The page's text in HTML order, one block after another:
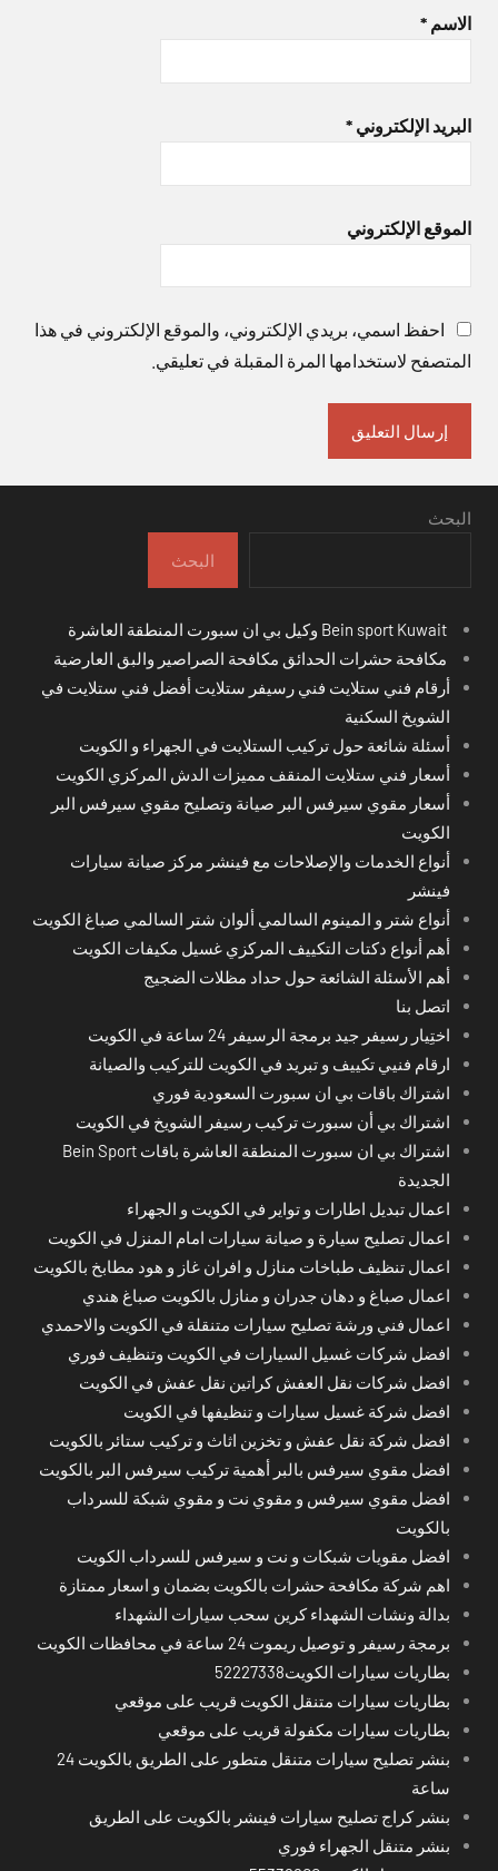
الاسم *
البريد الإلكتروني *
الموقع الإلكتروني
احفظ اسمي، بريدي الإلكتروني، والموقع الإلكتروني في هذا
المتصفح لاستخدامها المرة المقبلة في تعليقي.
البحث
البحث
مكافحة حشرات الحدائق مكافحة الصراصير والبق العارضية
أرقام فني ستلايت فني رسيفر ستلايت أفضل فني ستلايت في
الشويخ السكنية
أسئلة شائعة حول تركيب الستلايت في الجهراء و الكويت
أسعار فني ستلايت المنقف مميزات الدش المركزي الكويت
أسعار مقوي سيرفس البر صيانة وتصليح مقوي سيرفس البر
الكويت
أنواع الخدمات والإصلاحات مع فينشر مركز صيانة سيارات
فينشر
أنواع شتر و المينوم السالمي ألوان شتر السالمي صباغ الكويت
أهم أنواع دكتات التكييف المركزي غسيل مكيفات الكويت
أهم الأسئلة الشائعة حول حداد مظلات الضجيج
اتصل بنا
اختِيار رسيفر جيد برمجة الرسيفر 24 ساعة في الكويت
ارقام فنيي تكييف و تبريد في الكويت للتركيب والصيانة
اشتراك باقات بي ان سبورت السعودية فوري
اشتراك بي أن سبورت تركيب رسيفر الشويخ في الكويت
اشتراك بي ان سبورت المنطقة العاشرة باقات Bein Sport
الجديدة
اعمال تبديل اطارات و تواير في الكويت و الجهراء
اعمال تصليح سيارة و صيانة سيارات امام المنزل في الكويت
اعمال تنظيف طباخات منازل و افران غاز و هود مطابخ بالكويت
اعمال صباغ و دهان جدران و منازل بالكويت صباغ هندي
اعمال فني ورشة تصليح سيارات متنقلة في الكويت والاحمدي
افضل شركات غسيل السيارات في الكويت وتنظيف فوري
افضل شركات نقل العفش كراتين نقل عفش في الكويت
افضل شركة غسيل سيارات و تنظيفها في الكويت
افضل شركة نقل عفش و تخزين اثاث و تركيب ستائر بالكويت
افضل مقوي سيرفس بالبر أهمية تركيب سيرفس البر بالكويت
افضل مقوي سيرفس و مقوي نت و مقوي شبكة للسرداب
بالكويت
افضل مقويات شبكات و نت و سيرفس للسرداب الكويت
اهم شركة مكافحة حشرات بالكويت بضمان و اسعار ممتازة
بدالة ونشات الشهداء كرين سحب سيارات الشهداء
برمجة رسيفر و توصيل ريموت 24 ساعة في محافظات الكويت
بطاريات سيارات الكويت52227338
بطاريات سيارات متنقل الكويت قريب على موقعي
بطاريات سيارات مكفولة قريب على موقعي
بنشر تصليح سيارات متنقل متطور على الطريق بالكويت 24
ساعة
بنشر كراج تصليح سيارات فينشر بالكويت على الطريق
بنشر متنقل الجهراء فوري